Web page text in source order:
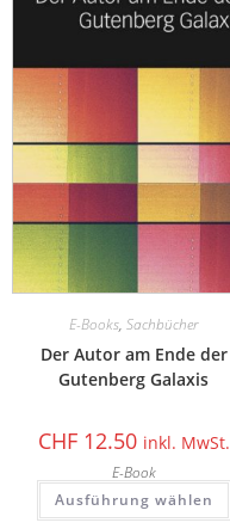
E-Books, Sachbücher
Der Autor am Ende der
Gutenberg Galaxis
CHF12.50 inkl. MwSt.
E-Book
Ausführung wählen